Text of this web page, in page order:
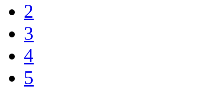
2
3
4
5